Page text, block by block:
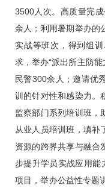
3500人次。高质量完
余人；利用暑期举办的
实战等班次，得到组
求，举办“派出所主防
民警300余人；邀请优
训的针对性和感染力。
监察部门系列培训班，
从业人员培训班，填补
资源的跨界共享与融合
步提升学员实战应用能
项目，举办公益性专题